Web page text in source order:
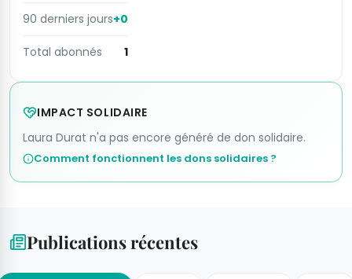
90 derniers jours+0
Total abonnés 1
IMPACT SOLIDAIRE
Laura Durat n'a pas encore généré de don solidaire.
Comment fonctionnent les dons solidaires ?
Publications récentes